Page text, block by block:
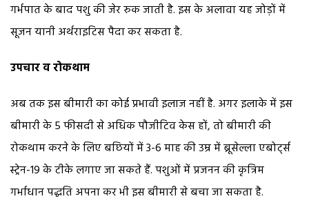
गर्भपात के बाद पशु की जेर रुक जाती है. इस के अलावा यह जोड़ों में
सूजन यानी अर्थराइटिस पैदा कर सकता है.
उपचार व रोकथाम
अब तक इस बीमारी का कोई प्रभावी इलाज नहीं है. अगर इलाके में इस
बीमारी के 5 फीसदी से अधिक पौजीटिव केस हों, तो बीमारी की
रोकथाम करने के लिए बछियों में 3-6 माह की उम्र में ब्रूसेल्ला एबोर्ट्स
स्ट्रेन-19 के टीके लगाए जा सकते हैं. पशुओं में प्रजनन की कृत्रिम
गर्भाधान पद्धति अपना कर भी इस बीमारी से बचा जा सकता है.